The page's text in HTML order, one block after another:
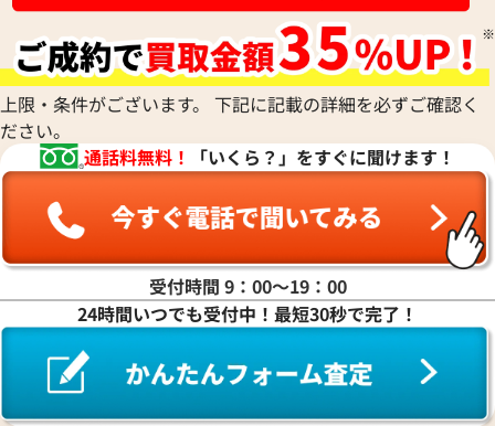
ハ行
マ行
ヤ行
ワ行
上限・条件がございます。 下記に記載の詳細を必ずご確認く
ださい。
通話料無料！
「いくら？」をすぐに聞けます！
受付時間 9：00〜19：00
24時間いつでも受付中！最短30秒で完了！